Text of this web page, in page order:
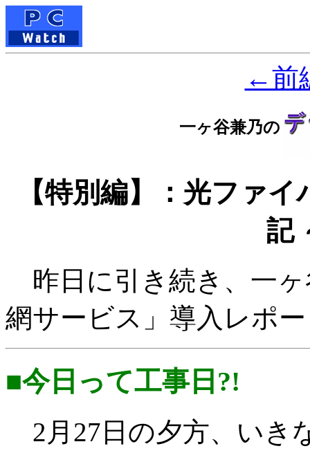
←前
一ヶ谷兼乃の
【特別編】：光ファ
記
昨日に引き続き、一ヶ
網サービス」導入レポ
■今日って工事日?!
2月27日の夕方、いき